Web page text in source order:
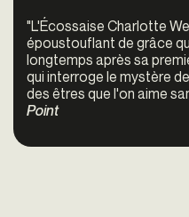
"L'Écossaise Charlotte
époustouflant de grâce
longtemps après sa
qui interroge le mystère
des êtres que l'on aime
Point